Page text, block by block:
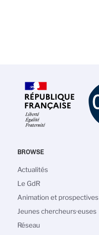
BROWSE
Main
navigation
Actualités
Le GdR
Animation et prospectives
Jeunes chercheurs·euses
Réseau